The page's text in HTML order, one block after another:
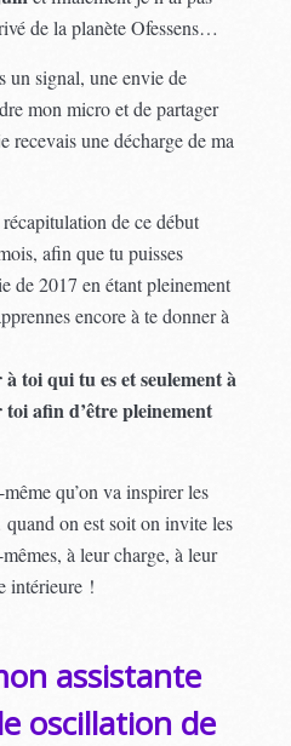
de la planète Ofessens…
un signal, une envie de
mon micro et de partager
recevais une décharge de ma
de ce début
afin que tu puisses
de 2017 en étant pleinement
encore à te donner à
toi qui tu es et seulement à
afin d’être pleinement
qu’on va inspirer les
on est soit on invite les
à leur charge, à leur
intérieure !
assistante
oscillation de